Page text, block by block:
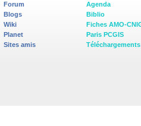
Forum
Blogs
Wiki
Planet
Sites amis
Agenda
Biblio
Fiches AMO-
Paris PCGIS
Téléchargements